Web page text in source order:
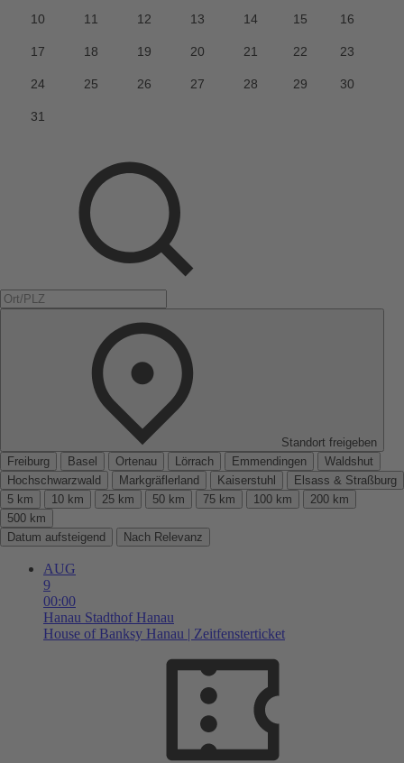
Standort freigeben
Freiburg
Basel Ortenau Lörrach Emmendingen
Waldshut
Hochschwarzwald
Markgräflerland Kaiserstuhl
Elsass & Straßburg
5 km
10 km 25 km 50 km 75 km 100 km
200 km
500 km
Datum aufsteigend
Nach Relevanz
AUG
9
00:00
Hanau Stadthof Hanau
House of Banksy Hanau | Zeitfensterticket